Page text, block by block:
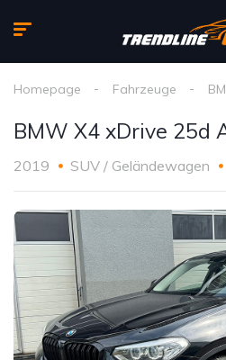
Homepage Fahrzeuge
BMW X4 xDrive 25d
2019 SUV / Geländewagen